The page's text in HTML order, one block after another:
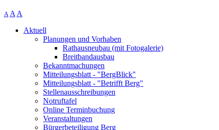
A A A
Aktuell
Planungen und Vorhaben
Rathausneubau (mit Fotogalerie)
Breitbandausbau
Bekanntmachungen
Mitteilungsblatt - "BergBlick"
Mitteilungsblatt - "Betrifft Berg"
Stellenausschreibungen
Notruftafel
Online Terminbuchung
Veranstaltungen
Bürgerbeteiligung Berg